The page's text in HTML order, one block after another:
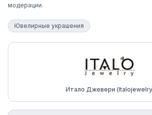
модерации.
Ювелирные украшения
Итало Джевери